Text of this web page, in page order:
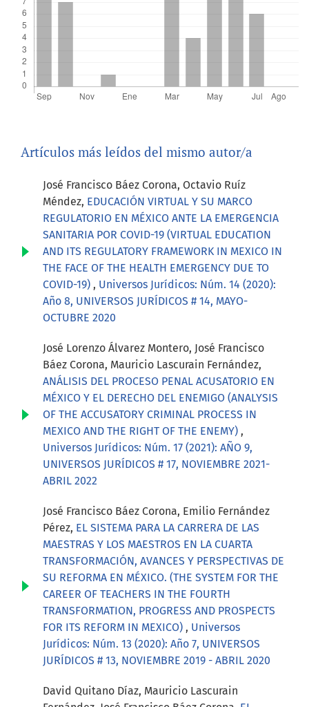
Artículos más leídos del mismo autor/a
José Francisco Báez Corona, Octavio Ruíz
Méndez, EDUCACIÓN VIRTUAL Y SU MARCO
REGULATORIO EN MÉXICO ANTE LA EMERGENCIA
SANITARIA POR COVID-19 (VIRTUAL EDUCATION
AND ITS REGULATORY FRAMEWORK IN MEXICO IN
THE FACE OF THE HEALTH EMERGENCY DUE TO
COVID-19) , Universos Jurídicos: Núm. 14 (2020):
Año 8, UNIVERSOS JURÍDICOS # 14, MAYO-
OCTUBRE 2020
José Lorenzo Álvarez Montero, José Francisco
Báez Corona, Mauricio Lascurain Fernández,
ANÁLISIS DEL PROCESO PENAL ACUSATORIO EN
MÉXICO Y EL DERECHO DEL ENEMIGO (ANALYSIS
OF THE ACCUSATORY CRIMINAL PROCESS IN
MEXICO AND THE RIGHT OF THE ENEMY) ,
Universos Jurídicos: Núm. 17 (2021): AÑO 9,
UNIVERSOS JURÍDICOS # 17, NOVIEMBRE 2021-
ABRIL 2022
José Francisco Báez Corona, Emilio Fernández
Pérez, EL SISTEMA PARA LA CARRERA DE LAS
MAESTRAS Y LOS MAESTROS EN LA CUARTA
TRANSFORMACIÓN, AVANCES Y PERSPECTIVAS DE
SU REFORMA EN MÉXICO. (THE SYSTEM FOR THE
CAREER OF TEACHERS IN THE FOURTH
TRANSFORMATION, PROGRESS AND PROSPECTS
FOR ITS REFORM IN MEXICO) , Universos
Jurídicos: Núm. 13 (2020): Año 7, UNIVERSOS
JURÍDICOS # 13, NOVIEMBRE 2019 - ABRIL 2020
David Quitano Díaz, Mauricio Lascurain